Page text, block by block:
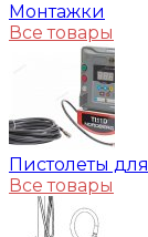
Монтажки
Все товары
Пистолеты
Все товары